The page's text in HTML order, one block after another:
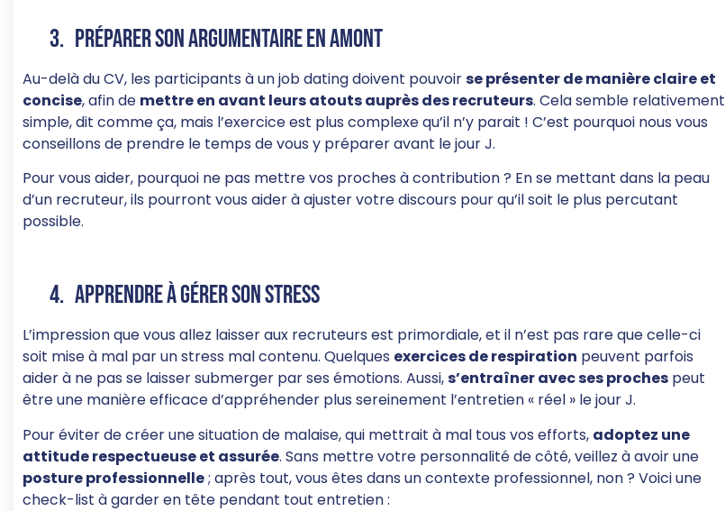
3. Préparer son argumentaire en amont
Au-delà du CV, les participants à un job dating doivent pouvoirse présenter de manière claire et
concise, afin de mettre en avant leurs atouts auprès des recruteurs. Cela semble relativement
simple, dit comme ça, mais l’exercice est plus complexe qu’il n’y parait ! C’est pourquoi nous vous
conseillons de prendre le temps de vous y préparer avant le jour J.
Pour vous aider, pourquoi ne pas mettre vos proches à contribution ? En se mettant dans la peau
d’un recruteur, ils pourront vous aider à ajuster votre discours pour qu’il soit le plus percutant
possible.
4. Apprendre à gérer son stress
L’impression que vous allez laisser aux recruteurs est primordiale, et il n’est pas rare que celle-ci
soit mise à mal par un stress mal contenu. Quelques exercices de respiration peuvent parfois
aider à ne pas se laisser submerger par ses émotions. Aussi,s’entraîner avec ses proches peut
être une manière efficace d’appréhender plus sereinement l’entretien « réel » le jour J.
Pour éviter de créer une situation de malaise, qui mettrait à mal tous vos efforts, adoptez une
attitude respectueuse et assurée. Sans mettre votre personnalité de côté, veillez à avoir une
posture professionnelle; après tout, vous êtes dans un contexte professionnel, non ? Voici une
check-list à garder en tête pendant tout entretien :